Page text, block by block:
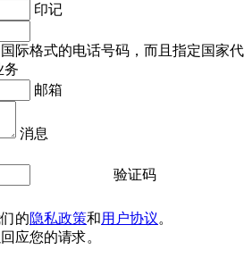
印记
际格式的电话号码，而且指定国家代
务
邮箱
消息
验证码
的隐私政策和用户协议。
应您的请求。